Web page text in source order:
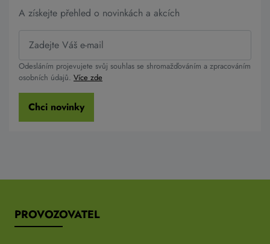
A získejte přehled o novinkách a akcích
Odesláním projevujete svůj souhlas se shromažďováním a zpracováním
osobních údajů. Více zde
Chci novinky
PROVOZOVATEL